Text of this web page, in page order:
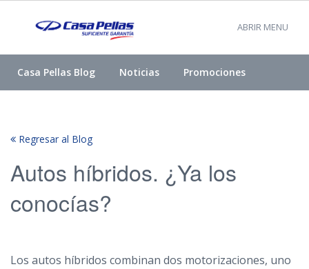
ABRIR MENU
Casa Pellas Blog Noticias Promociones
Regresar al Blog
Autos híbridos. ¿Ya los
conocías?
Los autos híbridos combinan dos motorizaciones, uno